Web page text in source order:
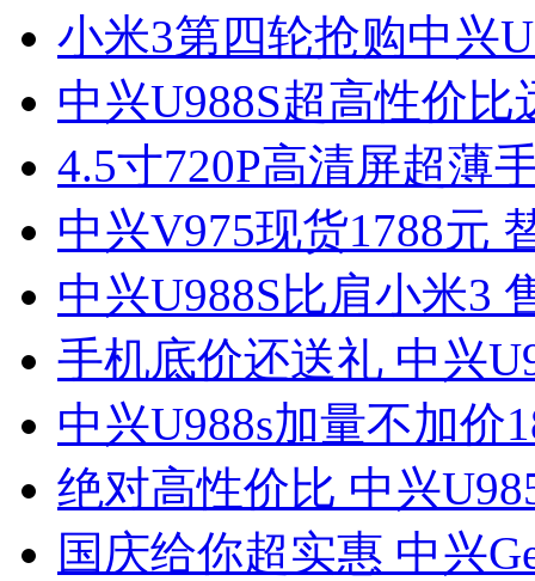
小米3第四轮抢购中兴
中兴U988S超高性价比
4.5寸720P高清屏超薄
中兴V975现货1788元
中兴U988S比肩小米3
手机底价还送礼 中兴
中兴U988s加量不加价
绝对高性价比 中兴
国庆给你超实惠 中兴